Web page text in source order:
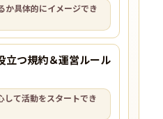
か具体的にイメージでき
立つ規約＆運営ルール
して活動をスタートでき